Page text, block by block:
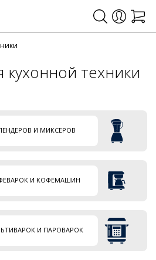
кухонной техники
И МИКСЕРОВ
И КОФЕМАШИН
И ПАРОВАРОК